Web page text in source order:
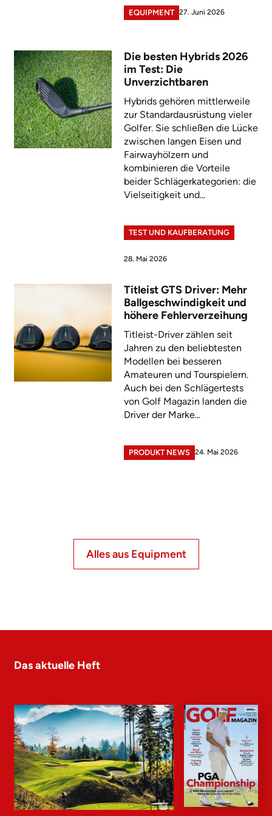
EQUIPMENT 27. Juni 2026
Die besten Hybrids 2026
im Test: Die
Unverzichtbaren
Hybrids gehören mittlerweile
zur Standardausrüstung vieler
Golfer. Sie schließen die Lücke
zwischen langen Eisen und
Fairwayhölzern und
kombinieren die Vorteile
beider Schlägerkategorien: die
Vielseitigkeit und...
TEST UND KAUFBERATUNG
28. Mai 2026
Titleist GTS Driver: Mehr
Ballgeschwindigkeit und
höhere Fehlerverzeihung
Titleist-Driver zählen seit
Jahren zu den beliebtesten
Modellen bei besseren
Amateuren und Tourspielern.
Auch bei den Schlägertests
von Golf Magazin landen die
Driver der Marke...
PRODUKT NEWS 24. Mai 2026
Alles aus Equipment
Das aktuelle Heft